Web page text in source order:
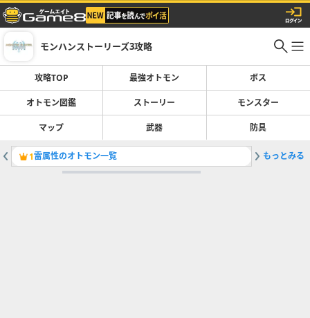
モンハンストーリーズ3攻略
攻略TOP 最強オトモン ボス
オトモン図鑑 ストーリー モンスター
マップ 武器 防具
1雷属性のオトモン一覧 2オトモ
もっとみる